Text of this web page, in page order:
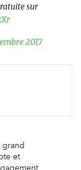
sur
2017
et